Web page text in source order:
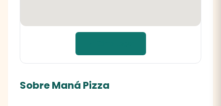
Sobre Maná Pizza